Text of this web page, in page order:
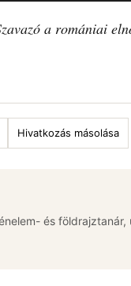
a romániai
Hivatkozás másolása
és